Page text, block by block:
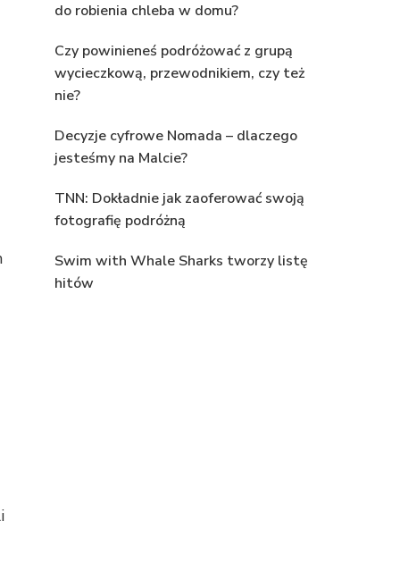
do robienia chleba w domu?
Czy powinieneś podróżować z grupą
wycieczkową, przewodnikiem, czy też
nie?
Decyzje cyfrowe Nomada – dlaczego
jesteśmy na Malcie?
TNN: Dokładnie jak zaoferować swoją
fotografię podróżną
Swim with Whale Sharks tworzy listę
hitów